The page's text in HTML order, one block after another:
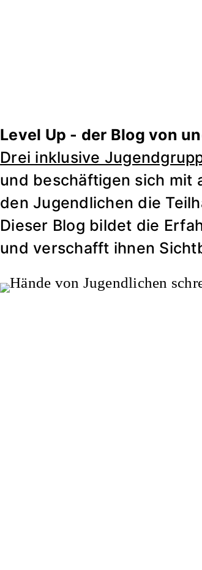
Level Up - der Blog von
Drei inklusive
und beschäftigen sich mit
den Jugendlichen die
Dieser Blog bildet die
und verschafft ihnen